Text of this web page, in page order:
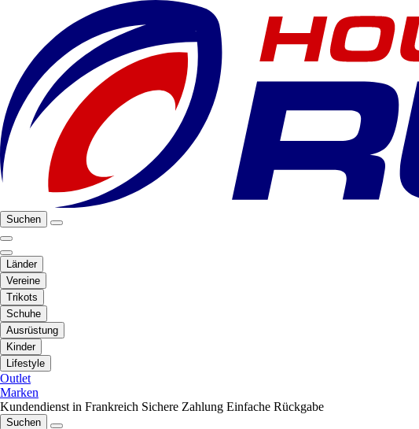
Suchen
Länder
Vereine
Trikots
Schuhe
Ausrüstung
Kinder
Lifestyle
Outlet
Marken
Kundendienst in Frankreich Sichere Zahlung Einfache Rückgabe
Suchen